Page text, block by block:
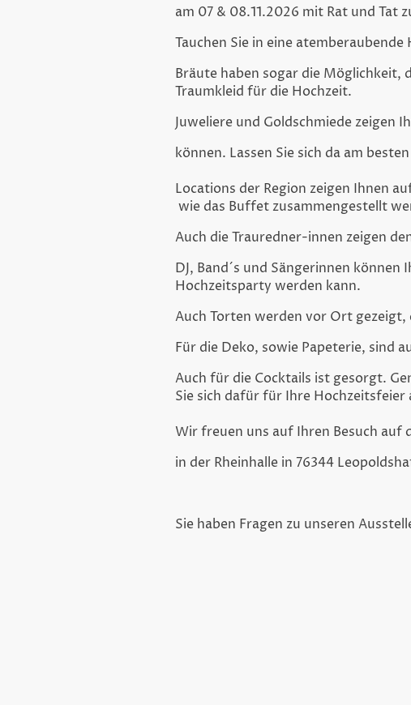
am 07 & 08.11.2026 mit Rat und Tat
Tauchen Sie in eine
Bräute haben sogar die Möglichkeit,
Traumkleid für die Hochzeit.
Juweliere und Goldschmiede zeigen
können. Lassen Sie sich da am
Locations der Region zeigen Ihnen
wie das Buffet zusammengestellt
Auch die Trauredner-innen zeigen
DJ, Band´s und Sängerinnen können
Hochzeitsparty werden kann.
Auch Torten werden vor Ort
Für die Deko, sowie Papeterie, sind
Auch für die Cocktails ist gesorgt.
Sie sich dafür für Ihre Hochzeitsfeier
Wir freuen uns auf Ihren Besuch auf
in der Rheinhalle in 76344
Sie haben Fragen zu unseren
Wir